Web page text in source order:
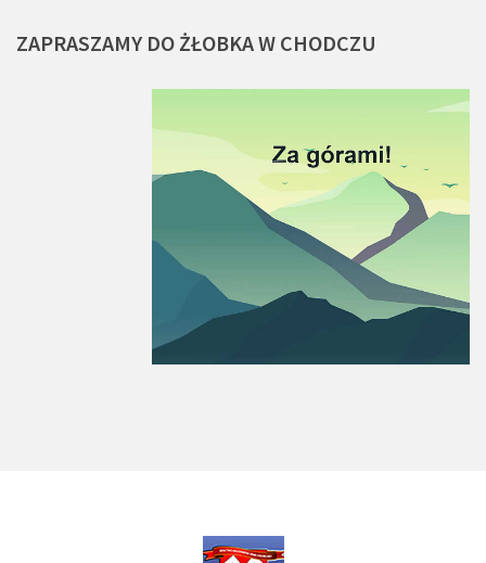
ZAPRASZAMY DO ŻŁOBKAW CHODCZU